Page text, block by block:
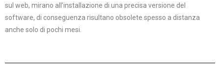
sul web, mirano all’installazione di una precisa versione del
software, di conseguenza risultano obsolete spesso a distanza
anche solo di pochi mesi.